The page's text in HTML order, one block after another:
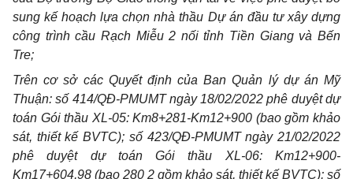
sung kế hoạch lựa chọn nhà thầu Dự án đầu tư xây dựng
công trình cầu Rạch Miễu 2 nối tỉnh Tiền Giang và Bến
Tre;
Trên cơ sở các Quyết định của Ban Quản lý dự án Mỹ
Thuận: số 414/QĐ-PMUMT ngày 18/02/2022 phê duyệt dự
toán Gói thầu XL-05: Km8+281-Km12+900 (bao gồm khảo
sát, thiết kế BVTC); số 423/QĐ-PMUMT ngày 21/02/2022
phê duyệt dự toán Gói thầu XL-06: Km12+900-
Km17+604,98 (bao 280 2 gồm khảo sát, thiết kế BVTC); số